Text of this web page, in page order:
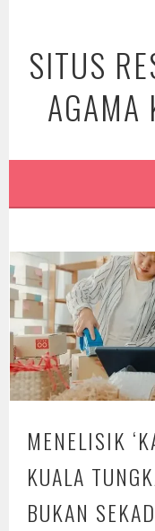
content
SITUS
AGAMA
MENELISIK
KUALA
BUKAN